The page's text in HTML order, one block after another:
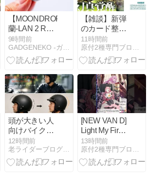
【MOONDROP
蘭-LAN 2 REF
レビュー】
LANの系譜を
感じる、少々
楽しいイヤホ
ン。
9時間前
GADGENEKO -ガジェねこ-
【雑談】新弾
のカード整理
続き【ヴァン
ガード】
11時間前
頭が大きい人
向けバイクヘ
ルメットおす
すめ｜大きな
帽体に見えに
12時間前
老ライダーブログ 大人のバイクライフ
[NEW VAN D]
Light My Fire!
Antuz #vg #ヴ
ァンガード
#แวนการ์ด
13時間前